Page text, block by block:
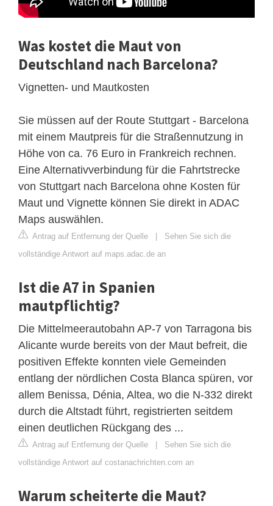
Was kostet die Maut von
Deutschland nach Barcelona?
Vignetten- und Mautkosten
Sie müssen auf der Route Stuttgart - Barcelona
mit einem Mautpreis für die Straßennutzung in
Höhe von ca. 76 Euro in Frankreich rechnen.
Eine Alternativverbindung für die Fahrtstrecke
von Stuttgart nach Barcelona ohne Kosten für
Maut und Vignette können Sie direkt in ADAC
Maps auswählen.
Antrag auf Entfernung der Quelle | Sehen Sie sich die
vollständige Antwort auf maps.adac.de an
Ist die A7 in Spanien
mautpflichtig?
Die Mittelmeerautobahn AP-7 von Tarragona bis
Alicante wurde bereits von der Maut befreit, die
positiven Effekte konnten viele Gemeinden
entlang der nördlichen Costa Blanca spüren, vor
allem Benissa, Dénia, Altea, wo die N-332 direkt
durch die Altstadt führt, registrierten seitdem
einen deutlichen Rückgang des ...
Antrag auf Entfernung der Quelle | Sehen Sie sich die
vollständige Antwort auf costanachrichten.com an
Warum scheiterte die Maut?